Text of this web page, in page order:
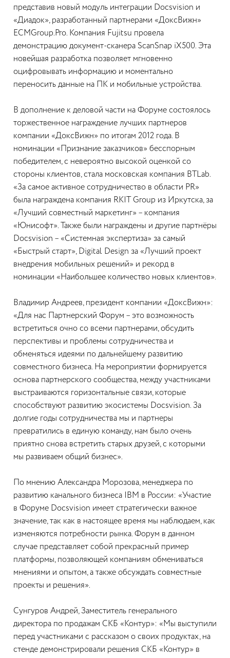
представив новый модуль интеграции Docsvision и
«Диадок», разработанный партнерами «ДоксВижн»
ECMGroup.Pro. Компания Fujitsu провела
демонстрацию документ-сканера ScanSnap iX500. Эта
новейшая разработка позволяет мгновенно
оцифровывать информацию и моментально
переносить данные на ПК и мобильные устройства.
В дополнение к деловой части на Форуме состоялось
торжественное награждение лучших партнеров
компании «ДоксВижн» по итогам 2012 года. В
номинации «Признание заказчиков» бесспорным
победителем, с невероятно высокой оценкой со
стороны клиентов, стала московская компания BTLab.
«За самое активное сотрудничество в области PR»
была награждена компания RKIT Group из Иркутcка, за
«Лучший совместный маркетинг» – компания
«Юнисофт». Также были награждены и другие партнёры
Docsvision – «Системная экспертиза» за самый
«Быстрый старт», Digital Design за «Лучший проект
внедрения мобильных решений» и рекорд в
номинации «Наибольшее количество новых клиентов».
Владимир Андреев, президент компании «ДоксВижн»:
«Для нас Партнерский Форум – это возможность
встретиться очно со всеми партнерами, обсудить
перспективы и проблемы сотрудничества и
обменяться идеями по дальнейшему развитию
совместного бизнеса. На мероприятии формируется
основа партнерского сообщества, между участниками
выстраиваются горизонтальные связи, которые
способствуют развитию экосистемы Docsvision. За
долгие годы сотрудничества мы и партнеры
превратились в единую команду, нам было очень
приятно снова встретить старых друзей, с которыми
мы развиваем общий бизнес».
По мнению Александра Морозова, менеджера по
развитию канального бизнеса IBM в России: «Участие
в Форуме Docsvision имеет стратегически важное
значение, так как в настоящее время мы наблюдаем, как
изменяются потребности рынка. Форум в данном
случае представляет собой прекрасный пример
платформы, позволяющей компаниям обмениваться
мнениями и опытом, а также обсуждать совместные
проекты и решения».
Сунгуров Андрей, Заместитель генерального
директора по продажам СКБ «Контур»: «Мы выступили
перед участниками с рассказом о своих продуктах, на
стенде демонстрировали решения СКБ «Контур» в